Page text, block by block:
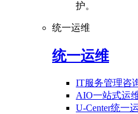
护。
统一运维
统一运维
IT服务管理咨
AIO一站式运
U-Center统一